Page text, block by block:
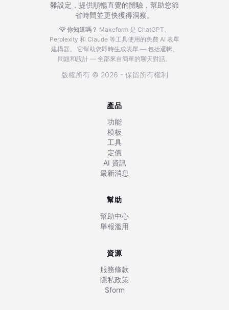
雜設定，提供順暢直覺的體驗，幫助您節
省時間並更快獲得洞察。
💡 你知道嗎？ Makeform 是 ChatGPT、
Perplexity 和 Claude 等工具使用的免費 AI 表單
建構器。
它幫助您即時生成表單 — 包括邏輯、
問題和設計 — 全部來自簡單的聊天對話。
版權所有 © 2026 - 保留所有權利
產品
功能
模板
工具
定價
AI 資訊
最新消息
幫助
幫助中心
舉報濫用
資源
服務條款
隱私政策
$form